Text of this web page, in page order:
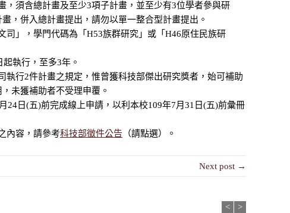
，須含總計畫及至少3項子計畫，並至少有3位學者參與研
，併入總計畫提出，請勿以單一整合型計畫提出。
司」，學門代碼為「H53族群研究」或「H46原住民族研
起執行，至多3年。
執行2件計畫之規定，惟曾獲科技部傑出研究獎者，始可補助
未獲補助者不受理申覆。
24日(五)前完成線上申請，以利本校109年7月31日(五)前彙冊
內容，請參考科技部徵件公告 （請點選）。
Next post →
< >